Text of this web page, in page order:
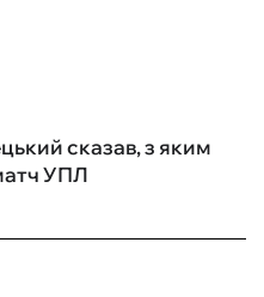
сказав, з яким
УПЛ